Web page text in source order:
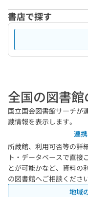
書店で探す
全国の図書
国立国会図書館サーチが
蔵情報を表示します。
連
所蔵館、利用可否等の詳
ト・データベースで直接
とが可能かなど、資料の
の図書館へご相談くださ
地域